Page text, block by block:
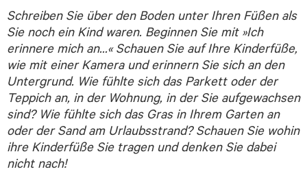
Schreiben Sie über den Boden unter Ihren Füßen als
Sie noch ein Kind waren. Beginnen Sie mit »Ich
erinnere mich an…« Schauen Sie auf Ihre Kinderfüße,
wie mit einer Kamera und erinnern Sie sich an den
Untergrund. Wie fühlte sich das Parkett oder der
Teppich an, in der Wohnung, in der Sie aufgewachsen
sind? Wie fühlte sich das Gras in Ihrem Garten an
oder der Sand am Urlaubsstrand? Schauen Sie wohin
ihre Kinderfüße Sie tragen und denken Sie dabei
nicht nach!